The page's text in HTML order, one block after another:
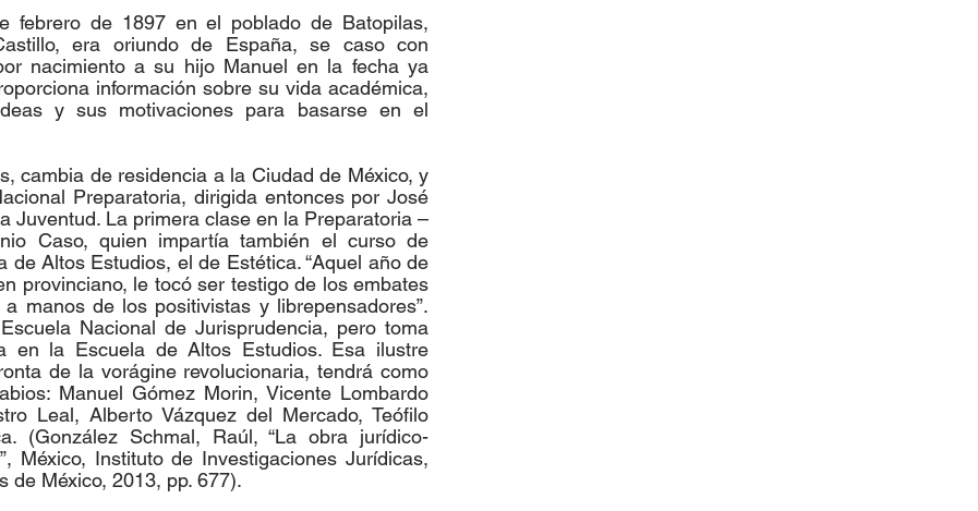
era oriundo de España, se caso con
nacimiento a su hijo Manuel en la fecha ya
información sobre su vida académica,
y sus motivaciones para basarse en el
cambia de residencia a la Ciudad de México, y
Preparatoria, dirigida entonces por José
Juventud. La primera clase en la Preparatoria –
Caso, quien impartía también el curso de
de Altos Estudios, el de Estética. “Aquel año de
provinciano, le tocó ser testigo de los embates
manos de los positivistas y librepensadores”.
Nacional de Jurisprudencia, pero toma
en la Escuela de Altos Estudios. Esa ilustre
de la vorágine revolucionaria, tendrá como
Manuel Gómez Morin, Vicente Lombardo
Leal, Alberto Vázquez del Mercado, Teófilo
(González Schmal, Raúl, “La obra jurídico-
México, Instituto de Investigaciones Jurídicas,
de México, 2013, pp. 677).